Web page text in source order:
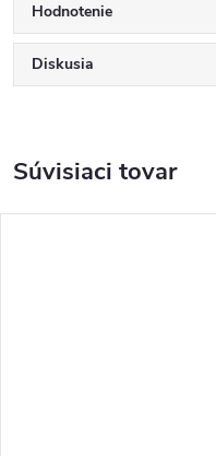
Hodnotenie
Diskusia
Súvisiaci tovar